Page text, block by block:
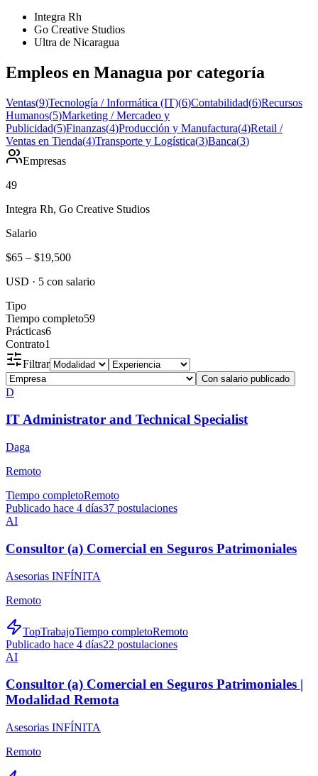
Integra Rh
Go Creative Studios
Ultra de Nicaragua
Empleos en Managua por categoría
Ventas(9)Tecnología / Informática (IT)(6)Contabilidad(6)Recursos
Humanos(5)Marketing / Mercadeo y
Publicidad(5)Finanzas(4)Producción y Manufactura(4)Retail /
Ventas en Tienda(4)Transporte y Logística(3)Banca(3)
Empresas
49
Integra Rh, Go Creative Studios
Salario
$65 – $19,500
USD · 5 con salario
Tipo
Tiempo completo59
Prácticas6
Contrato1
Filtrar
Con salario publicado
D
IT Administrator and Technical Specialist
Daga
Remoto
Tiempo completoRemoto
Publicado hace 4 días37 postulaciones
AI
Consultor (a) Comercial en Seguros Patrimoniales
Asesorias INFÍNITA
Remoto
TopTrabajoTiempo completoRemoto
Publicado hace 4 días22 postulaciones
AI
Consultor (a) Comercial en Seguros Patrimoniales |
Modalidad Remota
Asesorias INFÍNITA
Remoto